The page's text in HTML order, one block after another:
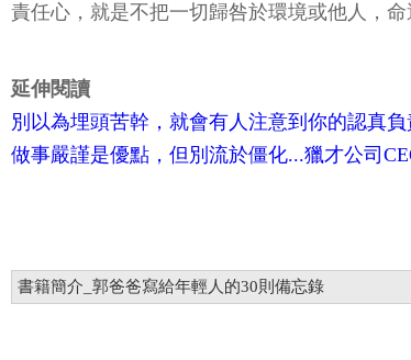
責任心，就是不把一切歸咎於環境或他人，
延伸閱讀
別以為埋頭苦幹，就會有人注意到你的認真
做事嚴謹是優點，但別流於僵化...獵才公司
書籍簡介_郭爸爸寫給年輕人的30則備忘錄